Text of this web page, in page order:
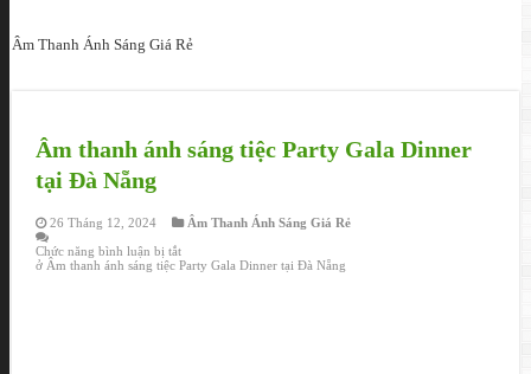
Âm Thanh Ánh Sáng Giá Rẻ
Âm thanh ánh sáng tiệc Party Gala Dinner
tại Đà Nẵng
26 Tháng 12, 2024
Âm Thanh Ánh Sáng Giá Rẻ
Chức năng bình luận bị tắt
ở Âm thanh ánh sáng tiệc Party Gala Dinner tại Đà Nẵng